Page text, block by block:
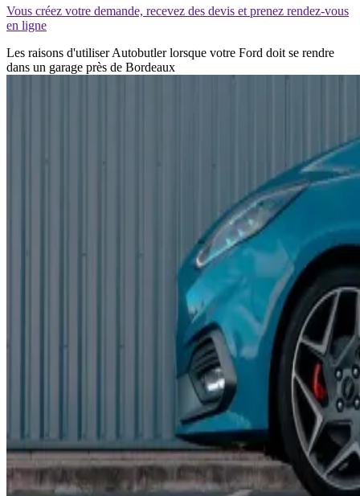
Vous créez votre demande, recevez des devis et prenez rendez-vous
en ligne
Les raisons d'utiliser Autobutler lorsque votre Ford doit se rendre
dans un garage près de Bordeaux